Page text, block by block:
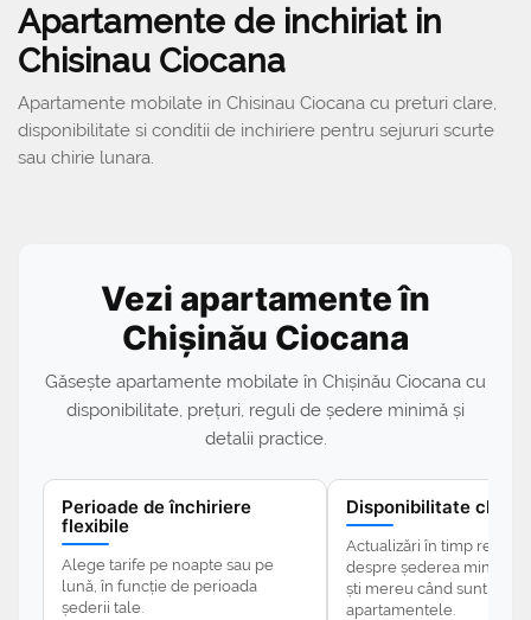
Apartamente de inchiriat in
Chisinau Ciocana
Apartamente mobilate in Chisinau Ciocana cu preturi clare,
disponibilitate si conditii de inchiriere pentru sejururi scurte
sau chirie lunara.
Vezi apartamente în
Chișinău Ciocana
Găsește apartamente mobilate în Chișinău Ciocana cu
disponibilitate, prețuri, reguli de ședere minimă și
detalii practice.
Perioade de închiriere
flexibile
Alege tarife pe noapte sau pe
lună, în funcție de perioada
șederii tale.
Disponibilitate clară
Actualizări în timp real și
despre șederea minimă
ști mereu când sunt
apartamentele.